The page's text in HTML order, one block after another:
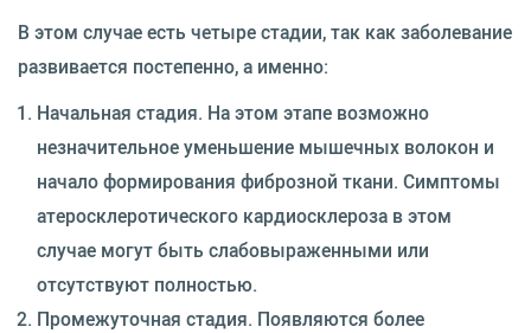
В этом случае есть четыре стадии, так как заболевание
развивается постепенно, а именно:
Начальная стадия. На этом этапе возможно
незначительное уменьшение мышечных волокон и
начало формирования фиброзной ткани. Симптомы
атеросклеротического кардиосклероза в этом
случае могут быть слабовыраженными или
отсутствуют полностью.
Промежуточная стадия. Появляются более